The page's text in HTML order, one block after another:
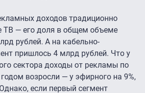
доходов традиционно
ТВ — его доля в общем объеме
рублей. А на кабельно-
пришлось 4 млрд рублей. Что у
сектора доходы от рекламы по
возросли — у эфирного на 9%,
если первый сегмент